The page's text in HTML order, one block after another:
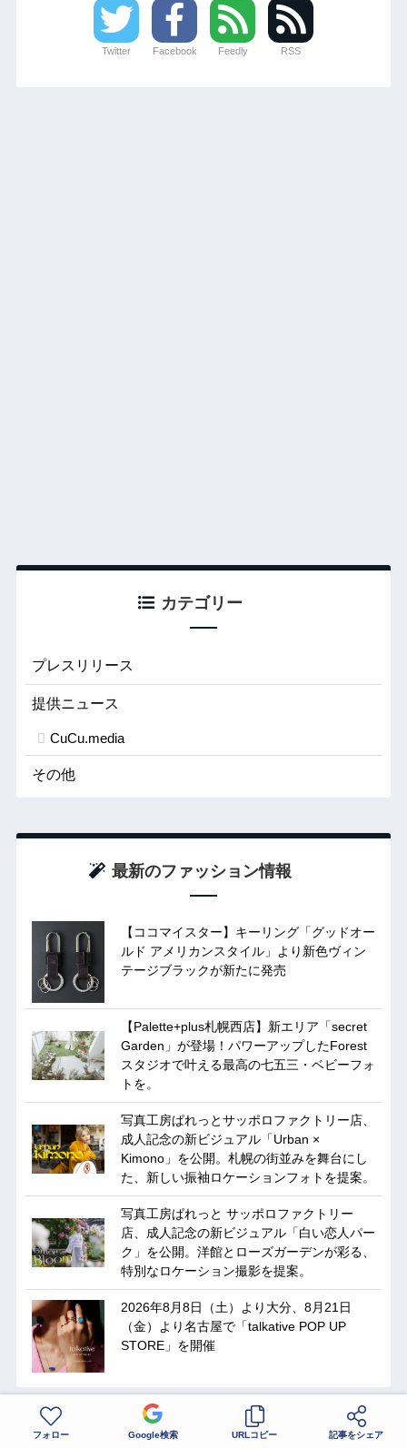
Twitter Facebook Feedly RSS
カテゴリー
プレスリリース
提供ニュース
CuCu.media
その他
最新のファッション情報
【ココマイスター】キーリング「グッドオー
ルド アメリカンスタイル」より新色ヴィン
テージブラックが新たに発売
【Palette+plus札幌西店】新エリア「secret
Garden」が登場！パワーアップしたForest
スタジオで叶える最高の七五三・ベビーフォ
トを。
写真工房ぱれっとサッポロファクトリー店、
成人記念の新ビジュアル「Urban ×
Kimono」を公開。札幌の街並みを舞台にし
た、新しい振袖ロケーションフォトを提案。
写真工房ぱれっと サッポロファクトリー
店、成人記念の新ビジュアル「白い恋人パー
ク」を公開。洋館とローズガーデンが彩る、
特別なロケーション撮影を提案。
2026年8月8日（土）より大分、8月21日
（金）より名古屋で「talkative POP UP
STORE」を開催
フォロー Google検索 URLコピー 記事をシェア